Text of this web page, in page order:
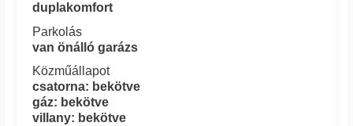
duplakomfort
Parkolás
van önálló garázs
Közműállapot
csatorna: bekötve
gáz: bekötve
villany: bekötve